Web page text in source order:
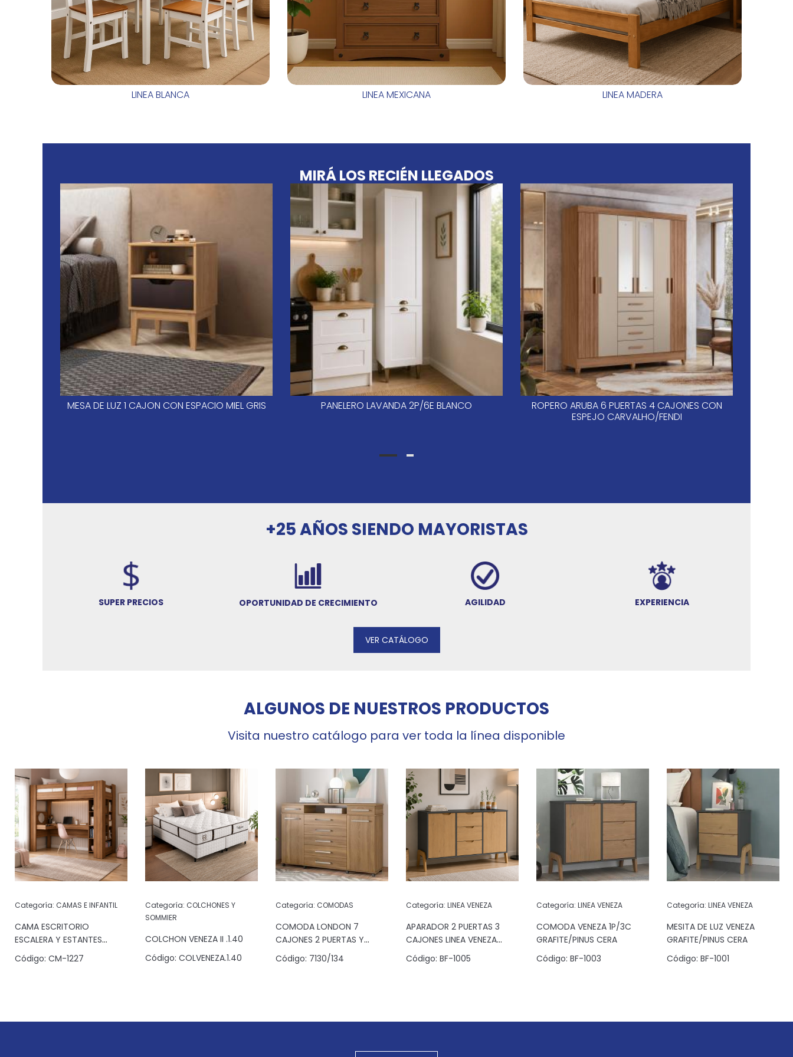
LINEA BLANCA LINEA MEXICANA LINEA MADERA
MIRÁ LOS RECIÉN LLEGADOS
MESA DE LUZ 1 CAJON CON ESPACIO MIEL GRIS PANELERO LAVANDA 2P/6E BLANCO
ROPERO ARUBA 6 PUERTAS 4 CAJONES CON
ESPEJO CARVALHO/FENDI
+25 AÑOS SIENDO MAYORISTAS
SUPER PRECIOS OPORTUNIDAD DE CRECIMIENTO AGILIDAD EXPERIENCIA
VER CATÁLOGO
ALGUNOS DE NUESTROS PRODUCTOS
Visita nuestro catálogo para ver toda la línea disponible
Categoría: CAMAS E INFANTIL
CAMA ESCRITORIO
ESCALERA Y ESTANTES
JATOBA
Código: CM-1227
Categoría: COLCHONES Y
SOMMIER
COLCHON VENEZA II .1.40
Código: COLVENEZA.1.40
Categoría: COMODAS
COMODA LONDON 7
CAJONES 2 PUERTAS Y
ESPACIO ALMENDRA
Código: 7130/134
Categoría: LINEA VENEZA
APARADOR 2 PUERTAS 3
CAJONES LINEA VENEZA
GRAFITO/PINUS
Código: BF-1005
Categoría: LINEA VENEZA
COMODA VENEZA 1P/3C
GRAFITE/PINUS CERA
Código: BF-1003
Categoría: LINEA VENEZA
MESITA DE LUZ VENEZA
GRAFITE/PINUS CERA
Código: BF-1001